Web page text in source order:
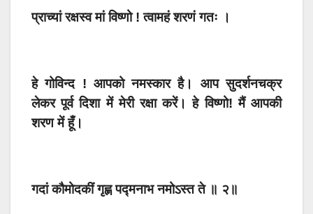
प्राच्यां रक्षस्व मां विष्णो ! त्वामहं शरणं गतः ।
हे गोविन्द ! आपको नमस्कार है। आप सुदर्शनचक्र
लेकर पूर्व दिशा में मेरी रक्षा करें। हे विष्णो! मैं आपकी
शरण में हूँ।
गदां कौमोदकीं गृह्ण पद्मनाभ नमोऽस्त ते ॥ २॥